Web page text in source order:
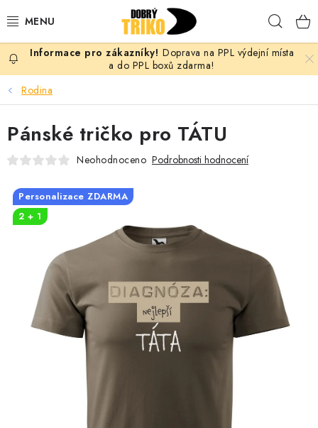
na
PRO ŽENY
PRO MUŽE
PRO DĚTI
PRO PÁRY
VLASTNÍ MOTIV
TRIČKA
MIKINY
OKAMŽITĚ K ODBĚRU
Doprava na PPL výdejní místa
a do PPL boxů zdarma!
Rodina
Pánské tričko pro TÁTU
Neohodnoceno Podrobnosti hodnocení
Personalizace ZDARMA
2 + 1